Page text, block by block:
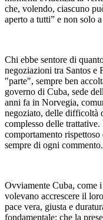
che, volendo, ciascuno
aperto a tutti” e non solo
Chi ebbe sentore di
negoziazioni tra Santos e
"parte", sempre ben
governo di Cuba, sede
anni fa in Norvegia,
negoziato, delle difficoltà
complesso delle
comportamento
sempre di ogni commento.
Ovviamente Cuba, come
volevano accrescere il
pace vera, giusta e
fondamentale: che la